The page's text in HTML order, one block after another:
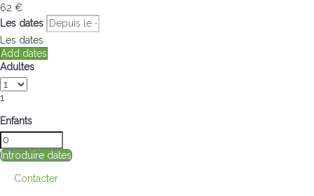
62 €
Les dates
Les dates
Add dates
Adultes
1
Enfants
Introduire dates
Contacter